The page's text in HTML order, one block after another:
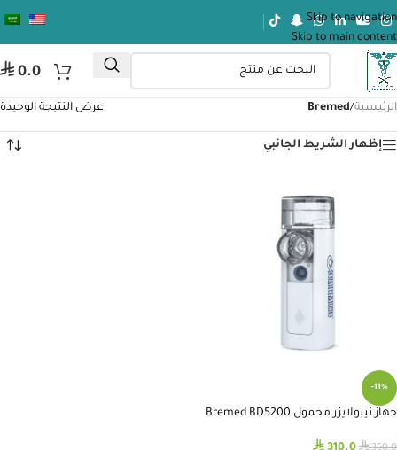
Skip to navigation
Skip to main content
⃁ 0.0
الرئيسية/
Bremed عرض النتيجة الوحيدة
إظهار الشريط الجانبي
-11%
جهاز نيبولايزر محمول Bremed BD5200
⃁
⃁